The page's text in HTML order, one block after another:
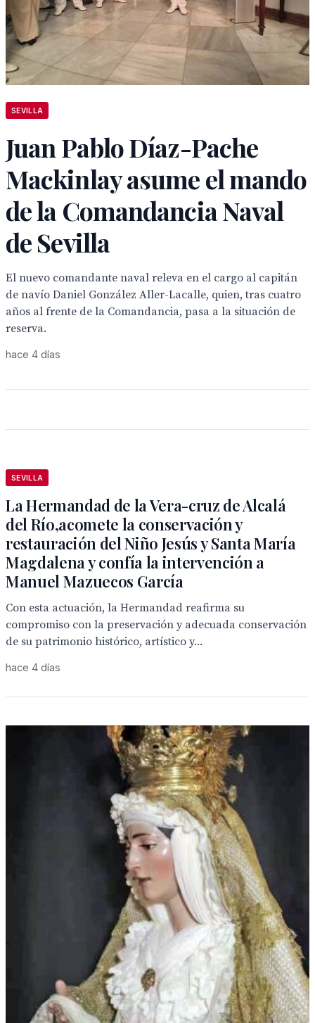
SEVILLA
Juan Pablo Díaz-Pache
Mackinlay asume el mando
de la Comandancia Naval
de Sevilla
El nuevo comandante naval releva en el cargo al capitán
de navío Daniel González Aller-Lacalle, quien, tras cuatro
años al frente de la Comandancia, pasa a la situación de
reserva.
hace 4 días
SEVILLA
La Hermandad de la Vera-cruz de Alcalá
del Río,acomete la conservación y
restauración del Niño Jesús y Santa María
Magdalena y confía la intervención a
Manuel Mazuecos García
Con esta actuación, la Hermandad reafirma su
compromiso con la preservación y adecuada conservación
de su patrimonio histórico, artístico y...
hace 4 días